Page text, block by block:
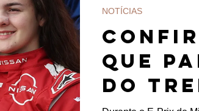
que
do
NOTÍCIAS